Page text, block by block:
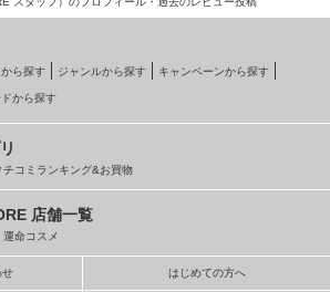
ら探す ジャンルから探す キャンペーンから探す
から探す
コミランキング&お買物
店舗一覧
命コスメ
せ はじめての方へ